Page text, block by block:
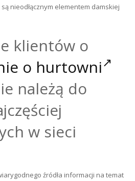
nieodłącznym elementem damskiej
klientów o
o hurtowni
należą do
w sieci
źródła informacji na temat